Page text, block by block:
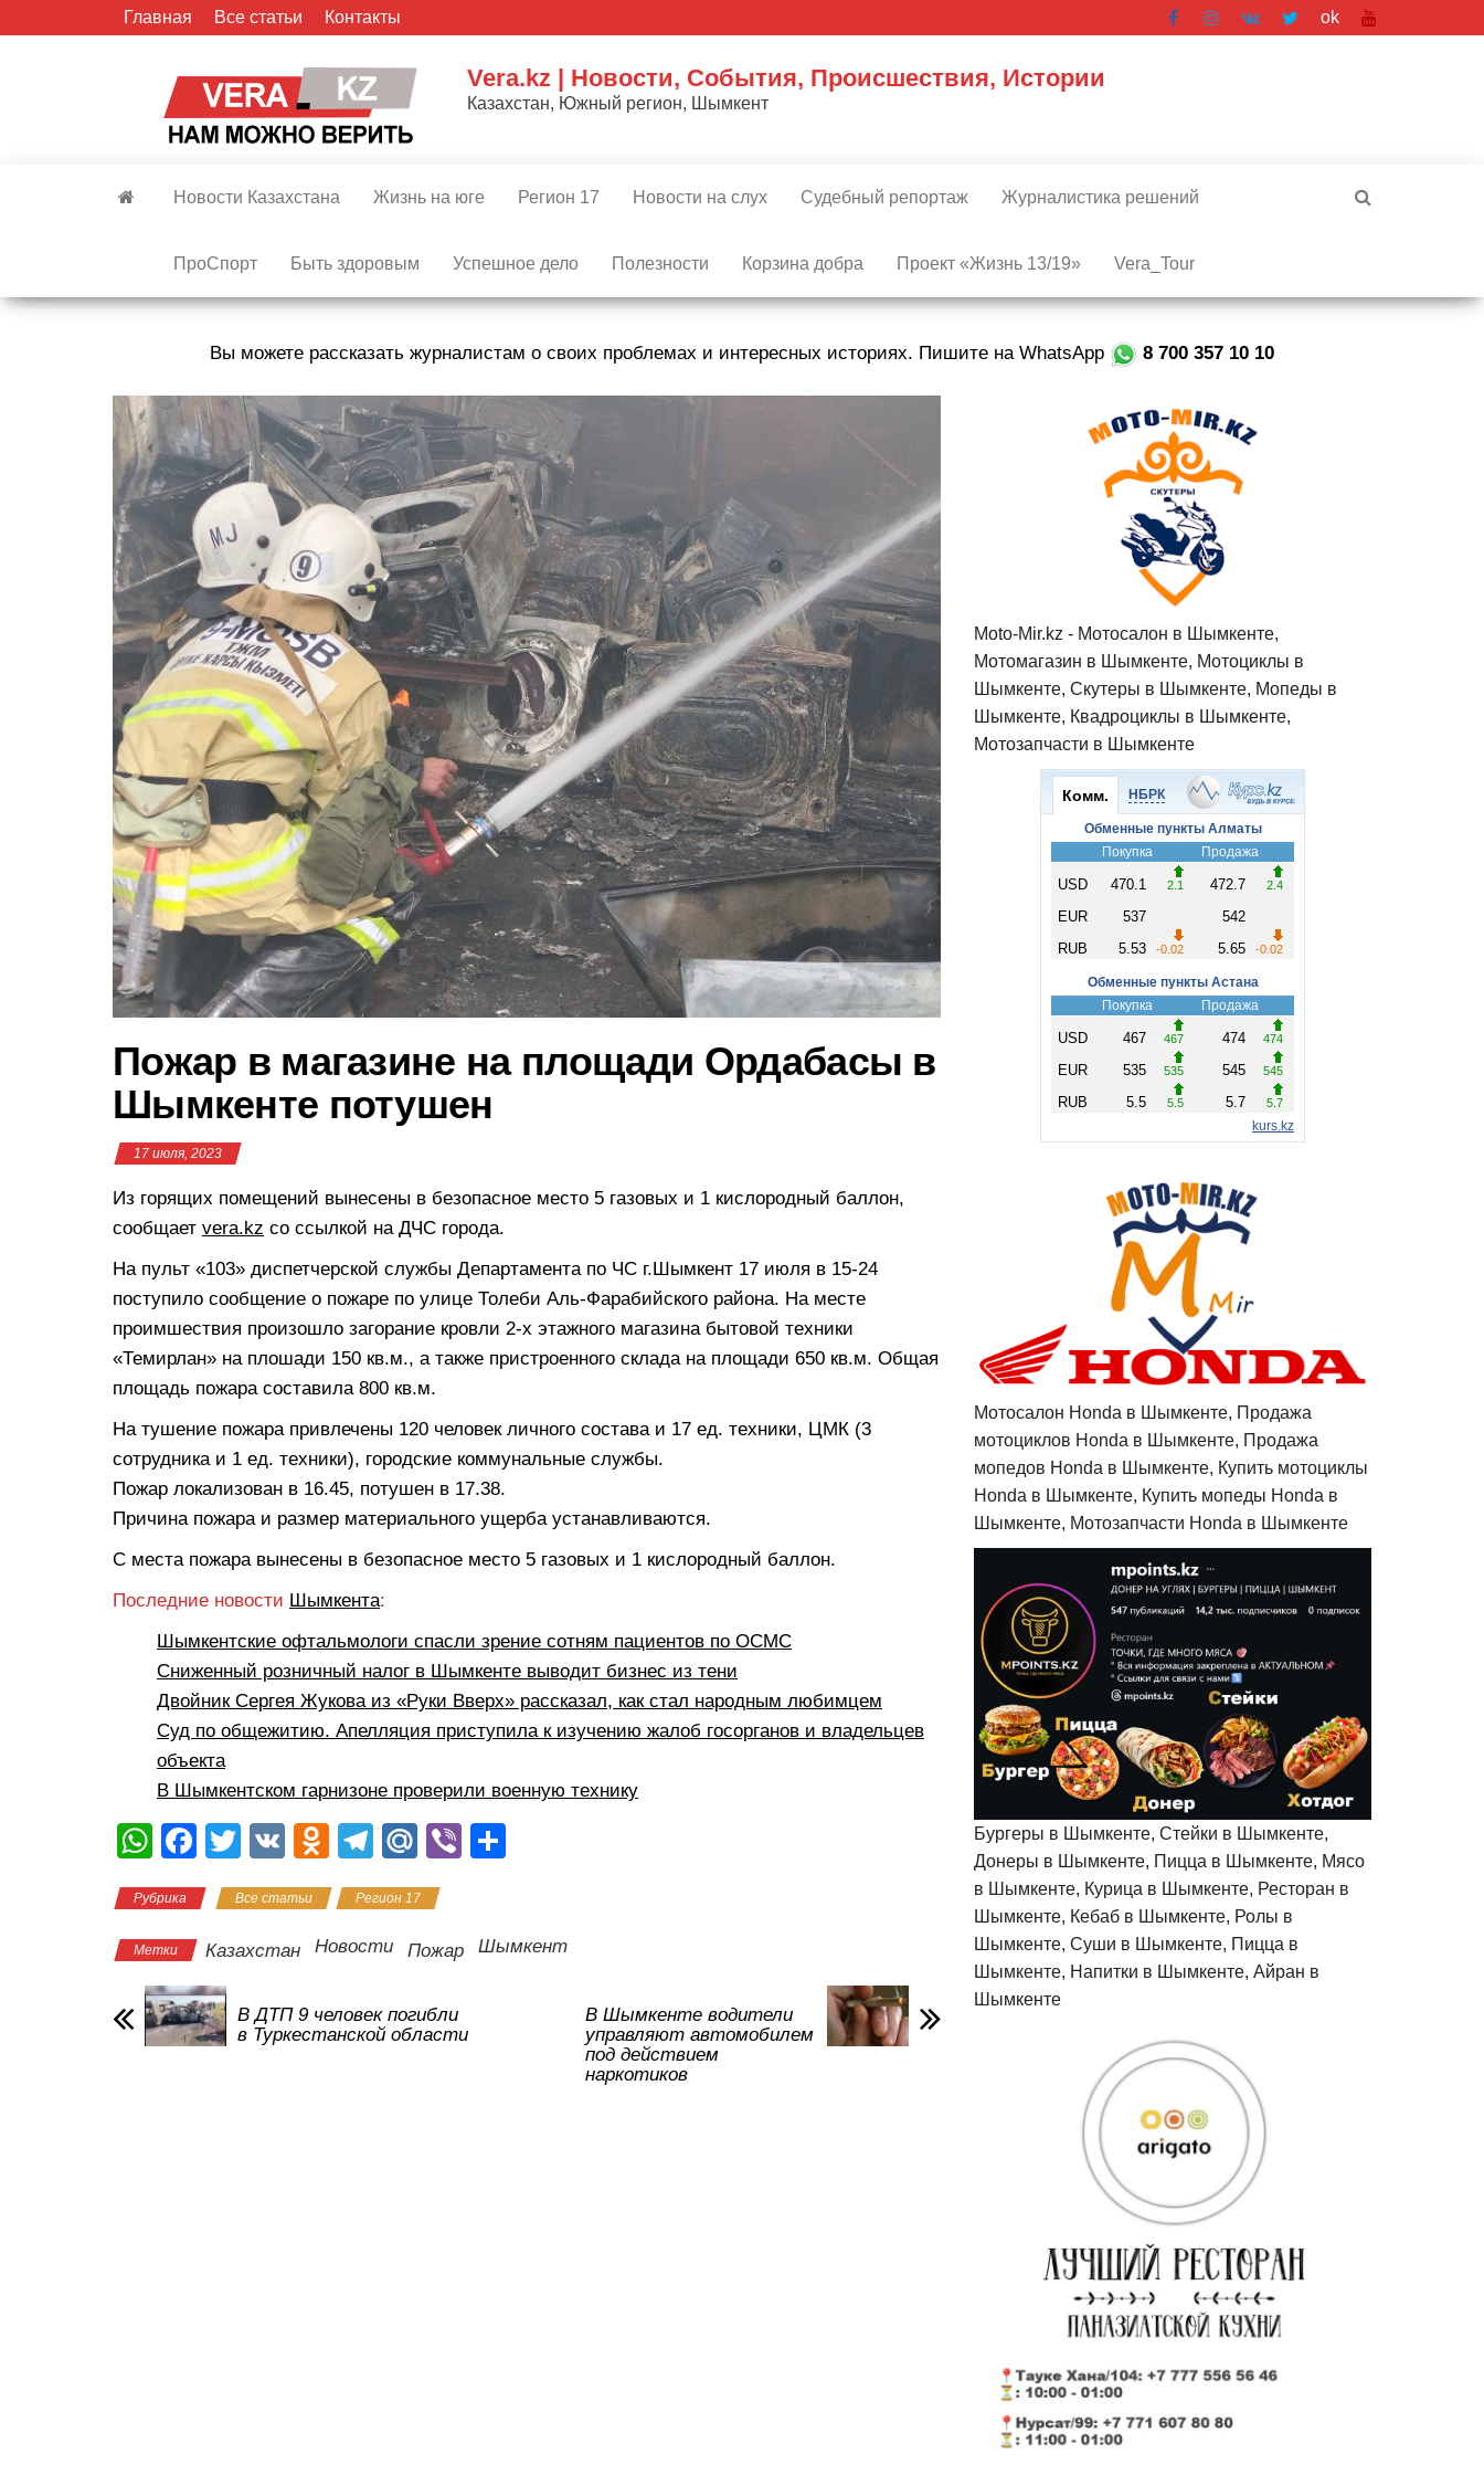
Главная Все статьи Контакты ok
Vera.kz | Новости, События, Происшествия, Истории
Казахстан, Южный регион, Шымкент
Новости Казахстана Жизнь на юге Регион 17 Новости на слух Судебный репортаж Журналистика решений
ПроСпорт Быть здоровым Успешное дело Полезности Корзина добра Проект «Жизнь 13/19» Vera_Tour
Вы можете рассказать журналистам о своих проблемах и интересных историях. Пишите на WhatsApp 8 700 357 10 10
Пожар в магазине на площади Ордабасы в
Шымкенте потушен
17 июля, 2023
Из горящих помещений вынесены в безопасное место 5 газовых и 1 кислородный баллон,
сообщает vera.kz со ссылкой на ДЧС города.
На пульт «103» диспетчерской службы Департамента по ЧС г.Шымкент 17 июля в 15-24
поступило сообщение о пожаре по улице Толеби Аль-Фарабийского района. На месте
проимшествия произошло загорание кровли 2-х этажного магазина бытовой техники
«Темирлан» на плошади 150 кв.м., а также пристроенного склада на площади 650 кв.м. Общая
площадь пожара составила 800 кв.м.
На тушение пожара привлечены 120 человек личного состава и 17 ед. техники, ЦМК (3
сотрудника и 1 ед. техники), городские коммунальные службы.
Пожар локализован в 16.45, потушен в 17.38.
Причина пожара и размер материального ущерба устанавливаются.
С места пожара вынесены в безопасное место 5 газовых и 1 кислородный баллон.
Последние новости Шымкента:
Шымкентские офтальмологи спасли зрение сотням пациентов по ОСМС
Сниженный розничный налог в Шымкенте выводит бизнес из тени
Двойник Сергея Жукова из «Руки Вверх» рассказал, как стал народным любимцем
Суд по общежитию. Апелляция приступила к изучению жалоб госорганов и владельцев
объекта
В Шымкентском гарнизоне проверили военную технику
W
at
s
A
p
p
F
c
e
b
o
o
T
tt
er
V
O
n
o
a
ss
T
e
gr
m
M
.R
u
Vi
а
Рубрика Все статьи Регион 17
Метки Казахстан Новости Пожар Шымкент
В ДТП 9 человек погибли
в Туркестанской области
В Шымкенте водители
управляют автомобилем
под действием
наркотиков
Moto-Mir.kz - Мотосалон в Шымкенте,
Мотомагазин в Шымкенте, Мотоциклы в
Шымкенте, Скутеры в Шымкенте, Мопеды в
Шымкенте, Квадроциклы в Шымкенте,
Мотозапчасти в Шымкенте
Мотосалон Honda в Шымкенте, Продажа
мотоциклов Honda в Шымкенте, Продажа
мопедов Honda в Шымкенте, Купить мотоциклы
Honda в Шымкенте, Купить мопеды Honda в
Шымкенте, Мотозапчасти Honda в Шымкенте
Бургеры в Шымкенте, Стейки в Шымкенте,
Донеры в Шымкенте, Пицца в Шымкенте, Мясо
в Шымкенте, Курица в Шымкенте, Ресторан в
Шымкенте, Кебаб в Шымкенте, Ролы в
Шымкенте, Суши в Шымкенте, Пицца в
Шымкенте, Напитки в Шымкенте, Айран в
Шымкенте